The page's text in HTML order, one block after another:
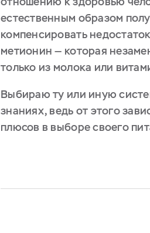
естественным образом
компенсировать
метионин — которая
только из молока или
Выбираю ту или иную
знаниях, ведь от этого
плюсов в выборе своего